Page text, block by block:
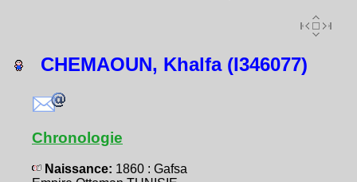
CHEMAOUN, Khalfa (I346077)
Chronologie
Naissance: 1860 : Gafsa